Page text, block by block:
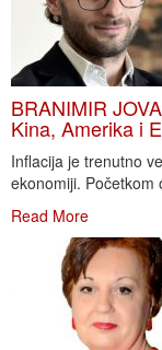
BRANIMIR
Kina, Amerika i
Inflacija je trenutno
ekonomiji. Početkom
Read More